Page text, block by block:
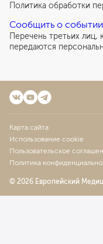
Политика обработки
Сообщить о событии
Перечень третьих
передаются
Карта сайта
Использование cookie
Пользовательское
Политика
© 2026 Европейский